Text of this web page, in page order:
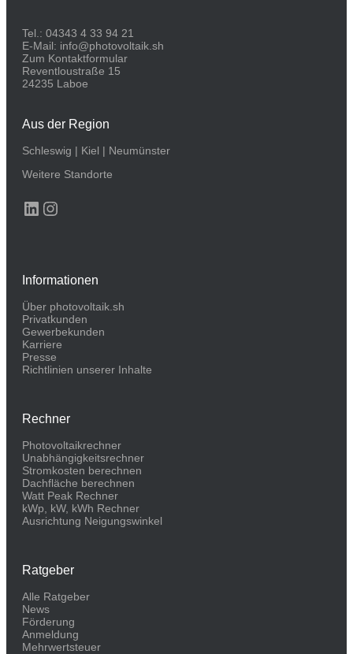
Tel.: 04343 4 33 94 21
E-Mail: info@photovoltaik.sh
Zum Kontaktformular
Reventloustraße 15
24235 Laboe
Aus der Region
Schleswig | Kiel | Neumünster
Weitere Standorte
LinkedIn
Instagram
Informationen
Über photovoltaik.sh
Privatkunden
Gewerbekunden
Karriere
Presse
Richtlinien unserer Inhalte
Rechner
Photovoltaikrechner
Unabhängigkeitsrechner
Stromkosten berechnen
Dachfläche berechnen
Watt Peak Rechner
kWp, kW, kWh Rechner
Ausrichtung Neigungswinkel
Ratgeber
Alle Ratgeber
News
Förderung
Anmeldung
Mehrwertsteuer